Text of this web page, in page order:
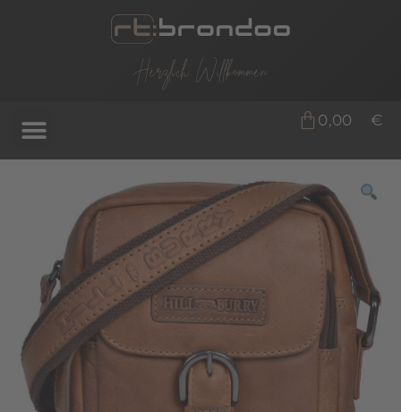
Herzlich Willkommen
0,00 €